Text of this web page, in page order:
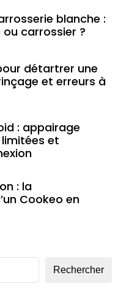
blanche :
carrossier ?
détartrer une
et erreurs à
: appairage
et
: la
Cookeo en
Rechercher